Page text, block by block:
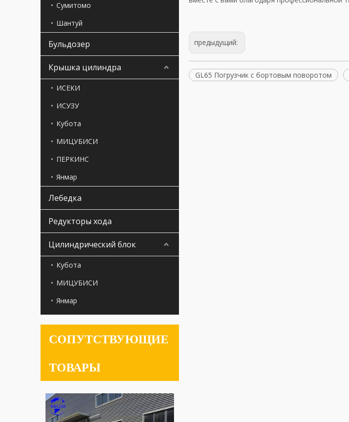
Сумитомо
Шантуй
Бульдозер
Крышка цилиндра
ИСЕКИ
ИСУЗУ
Кубота
МИЦУБИСИ
ПЕРКИНС
Янмар
Лебедка
Редукторы хода
Цилиндрический блок
Кубота
МИЦУБИСИ
Янмар
СОПУТСТВУЮЩИЕ
ТОВАРЫ
предыдущий:
GL65 Погрузчик с бортовым поворотом